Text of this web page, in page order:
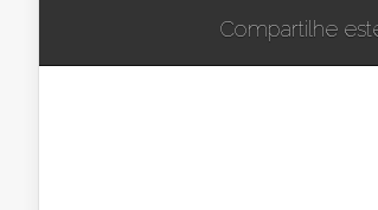
Compartilhe